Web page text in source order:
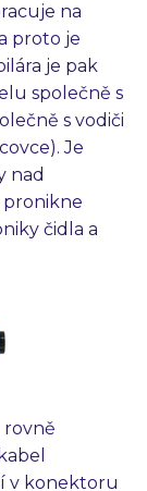
na
proto je
je pak
společně s
s vodiči
Je
nad
čidla a
rovně
v konektoru